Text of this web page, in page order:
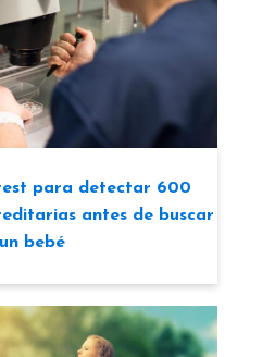
para detectar 600
antes de buscar
un bebé